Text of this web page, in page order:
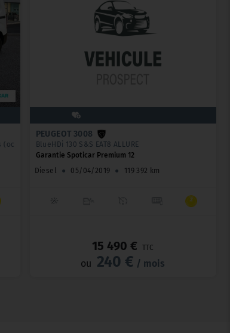
2022) (co2 143)
PEUGEOT 3008
BlueHDi 130 S&S EAT8 ALLURE
Garantie Spoticar Premium 12
Diesel
● 05/04/2019 ● 119 392 km
15 490 € TTC
ou 240 € / mois